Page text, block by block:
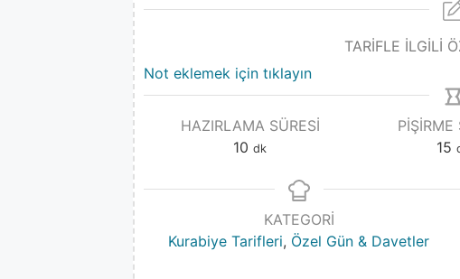
TARİFLE İLGİLİ
Not eklemek için tıklayın
HAZIRLAMA SÜRESI
10 dk
PIŞIRME
15
KATEGORI
Kurabiye Tarifleri, Özel Gün & Davetler